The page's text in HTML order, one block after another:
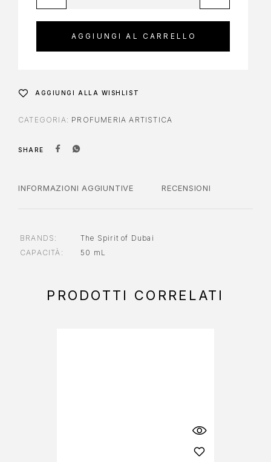
AGGIUNGI AL CARRELLO
AGGIUNGI ALLA WISHLIST
CATEGORIA: PROFUMERIA ARTISTICA
SHARE
INFORMAZIONI AGGIUNTIVE RECENSIONI
BRANDS
The Spirit of Dubai
CAPACITÀ
50 mL
PRODOTTI CORRELATI